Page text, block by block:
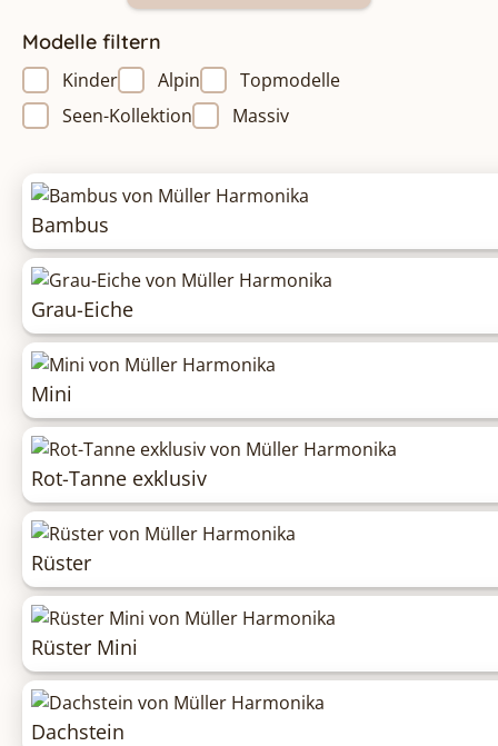
Modelle filtern
Kinder Alpin
Topmodelle
Seen-Kollektion
Massiv
Bambus
Grau-Eiche
Mini
Rot-Tanne exklusiv
Rüster
Rüster Mini
Dachstein